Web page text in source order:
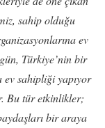
sahip olduğu
ev
Türkiye’nin bir
sahipliği yapıyor
Bu tür etkinlikler;
bir araya